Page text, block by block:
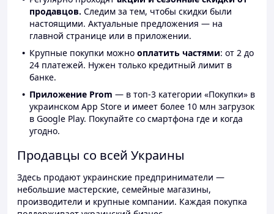
продавцов. Следим за тем, чтобы скидки были
настоящими. Актуальные предложения — на
главной странице или в приложении.
Крупные покупки можно оплатить частями: от 2 до
24 платежей. Нужен только кредитный лимит в
банке.
Приложение Prom — в топ-3 категории «Покупки» в
украинском App Store и имеет более 10 млн загрузок
в Google Play. Покупайте со смартфона где и когда
угодно.
Продавцы со всей Украины
Здесь продают украинские предприниматели —
небольшие мастерские, семейные магазины,
производители и крупные компании. Каждая покупка